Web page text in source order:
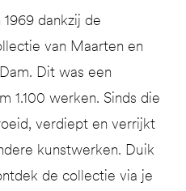
dankzij de
van Maarten en
Dit was een
1.100 werken. Sinds die
verdiept en verrijkt
kunstwerken. Duik
de collectie via je